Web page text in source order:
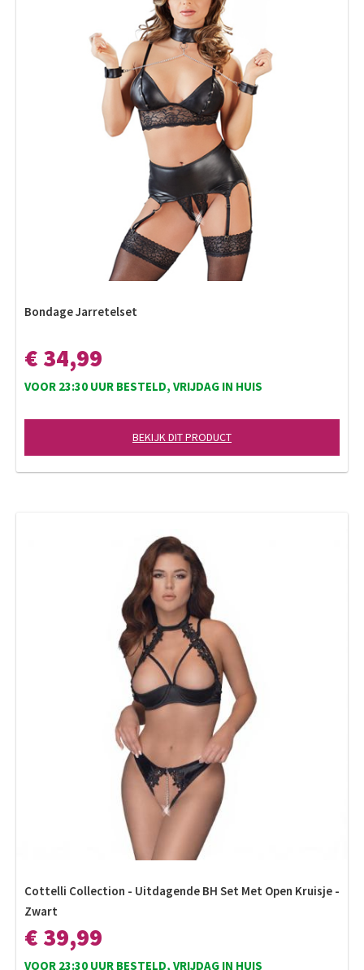
Bondage Jarretelset
€ 34,99
VOOR 23:30 UUR BESTELD, VRIJDAG IN HUIS
BEKIJK DIT PRODUCT
Cottelli Collection - Uitdagende BH Set Met Open Kruisje -
Zwart
€ 39,99
VOOR 23:30 UUR BESTELD, VRIJDAG IN HUIS